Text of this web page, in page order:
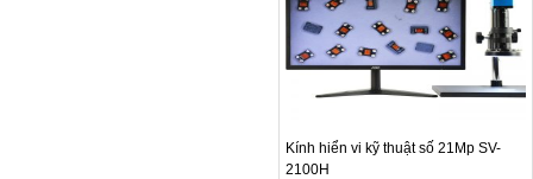
Kính hiển vi kỹ thuật số 21Mp SV-
2100H